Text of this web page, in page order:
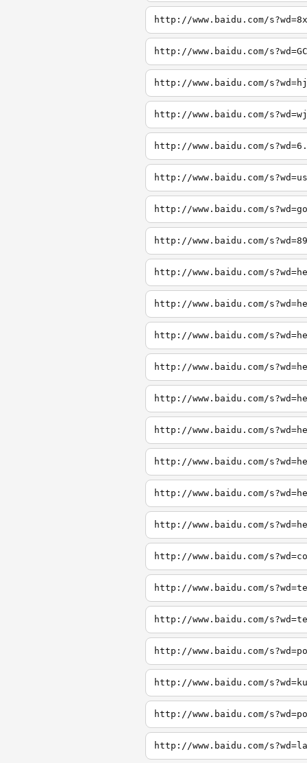
http://www.baidu.com/
http://www.baidu.com/
http://www.baidu.com/
http://www.baidu.com/
http://www.baidu.com/
http://www.baidu.com/
http://www.baidu.com/
http://www.baidu.com/
http://www.baidu.com/
http://www.baidu.com/
http://www.baidu.com/
http://www.baidu.com/
http://www.baidu.com/
http://www.baidu.com/
http://www.baidu.com/
http://www.baidu.com/
http://www.baidu.com/
http://www.baidu.com/
http://www.baidu.com/
http://www.baidu.com/
http://www.baidu.com/
http://www.baidu.com/
http://www.baidu.com/
http://www.baidu.com/